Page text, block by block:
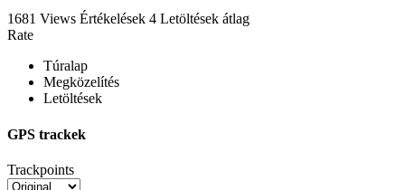
1681 Views Értékelések 4 Letöltések átlag
Rate
Túralap
Megközelítés
Letöltések
GPS trackek
Trackpoints